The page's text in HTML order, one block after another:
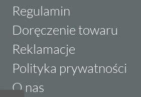
Regulamin
Doręczenie towaru
Reklamacje
Polityka prywatności
O nas